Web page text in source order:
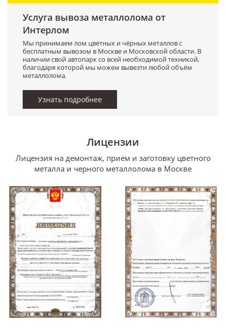
Услуга вывоза металлолома от
Интерлом
Мы принимаем лом цветных и чёрных металлов с
бесплатным вывозом в Москве и Московской области. В
наличии свой автопарк со всей необходимой техникой,
благодаря которой мы можем вывезти любой объём
металлолома.
Узнать подробнее
Лицензии
Лицензия на демонтаж, прием и заготовку цветного
металла и черного металлолома в Москве